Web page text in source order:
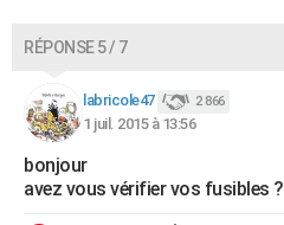
RÉPONSE 5 / 7
labricole47 2 866
1 juil. 2015 à 13:56
bonjour
avez vous vérifier vos fusibles ?